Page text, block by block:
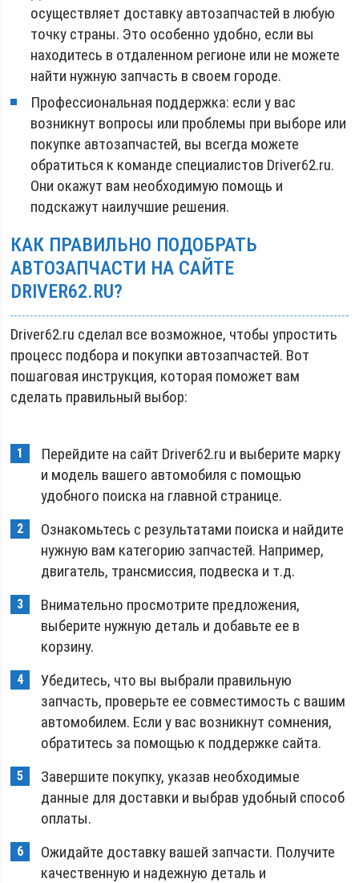
осуществляет доставку автозапчастей в любую
точку страны. Это особенно удобно, если вы
находитесь в отдаленном регионе или не можете
найти нужную запчасть в своем городе.
Профессиональная поддержка: если у вас
возникнут вопросы или проблемы при выборе или
покупке автозапчастей, вы всегда можете
обратиться к команде специалистов Driver62.ru.
Они окажут вам необходимую помощь и
подскажут наилучшие решения.
КАК ПРАВИЛЬНО ПОДОБРАТЬ
АВТОЗАПЧАСТИ НА САЙТЕ
DRIVER62.RU?
Driver62.ru сделал все возможное, чтобы упростить
процесс подбора и покупки автозапчастей. Вот
пошаговая инструкция, которая поможет вам
сделать правильный выбор:
Перейдите на сайт Driver62.ru и выберите марку
и модель вашего автомобиля с помощью
удобного поиска на главной странице.
Ознакомьтесь с результатами поиска и найдите
нужную вам категорию запчастей. Например,
двигатель, трансмиссия, подвеска и т.д.
Внимательно просмотрите предложения,
выберите нужную деталь и добавьте ее в
корзину.
Убедитесь, что вы выбрали правильную
запчасть, проверьте ее совместимость с вашим
автомобилем. Если у вас возникнут сомнения,
обратитесь за помощью к поддержке сайта.
Завершите покупку, указав необходимые
данные для доставки и выбрав удобный способ
оплаты.
Ожидайте доставку вашей запчасти. Получите
качественную и надежную деталь и